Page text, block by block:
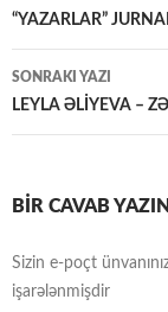
üzrə
naviqasiya
“YAZARLAR”
SONRAKI YAZI
LEYLA ƏLİYEVA –
BIR CAVAB YAZIN
Sizin e-poçt
işarələnmişdir